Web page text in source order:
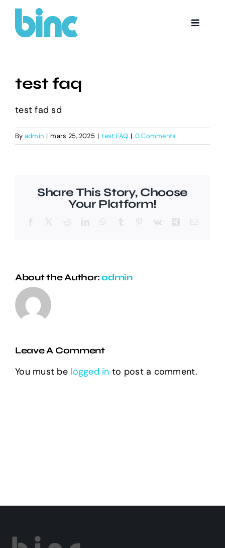
Skip
content
Toggle
test faq
test fad sd
By admin | mars 25, 2025 | test FAQ | 0 Comments
Share This Story, Choose
Your Platform!
Facebook RedditLinkedInWhatsApp
Tumblr Pinterest
Vk XingEmail
About the Author:admin
Leave A Comment
You must be logged in to post a comment.